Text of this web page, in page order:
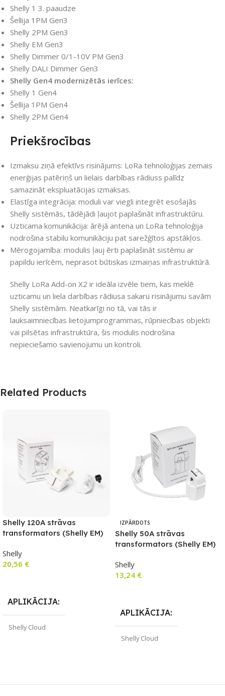
Shelly 1 3. paaudze
Šellija 1PM Gen3
Shelly 2PM Gen3
Shelly EM Gen3
Shelly Dimmer 0/1-10V PM Gen3
Shelly DALI Dimmer Gen3
Shelly Gen4 modernizētās ierīces:
Shelly 1 Gen4
Šellija 1PM Gen4
Shelly 2PM Gen4
Priekšrocības
Izmaksu ziņā efektīvs risinājums: LoRa tehnoloģijas zemais
enerģijas patēriņš un lielais darbības rādiuss palīdz
samazināt ekspluatācijas izmaksas.
Elastīga integrācija: moduli var viegli integrēt esošajās
Shelly sistēmās, tādējādi ļaujot paplašināt infrastruktūru.
Uzticama komunikācija: ārējā antena un LoRa tehnoloģija
nodrošina stabilu komunikāciju pat sarežģītos apstākļos.
Mērogojamība: modulis ļauj ērti paplašināt sistēmu ar
papildu ierīcēm, neprasot būtiskas izmaiņas infrastruktūrā.
Shelly LoRa Add-on X2 ir ideāla izvēle tiem, kas meklē
uzticamu un liela darbības rādiusa sakaru risinājumu savām
Shelly sistēmām. Neatkarīgi no tā, vai tās ir
lauksaimniecības lietojumprogrammas, rūpniecības objekti
vai pilsētas infrastruktūra, šis modulis nodrošina
nepieciešamo savienojumu un kontroli.
Related Products
Shelly 120A strāvas
transformators (Shelly EM)
Shelly
20,56 €
APLIKĀCIJA
Shelly Cloud
PIEEJAMS UZREIZ Jā
IZPĀRDOTS
Shelly 50A strāvas
transformators (Shelly EM)
Shelly
13,24 €
APLIKĀCIJA
Shelly Cloud